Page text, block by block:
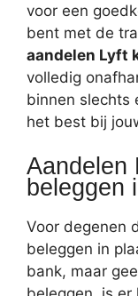
voor een
bent met de
aandelen Lyft
volledig
binnen slechts
het best bij
Aandelen
beleggen
Voor degenen
beleggen in
bank, maar